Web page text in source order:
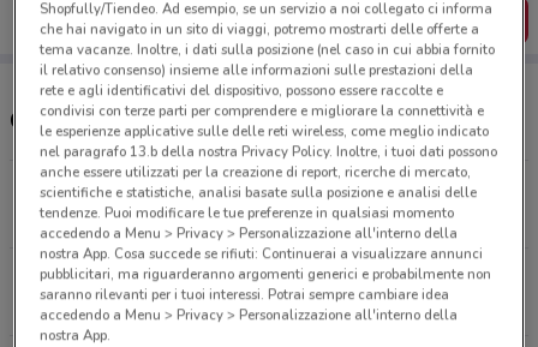
SCARICA L’APP
Concessionari Lancia - Mopar nelle vicinanze
Via G.B. Grassi, 98 Milano
926 m
CHIUSO
Via Della Meccanica, 11 Novate Milanese
1.8 km
APERTO
Shopfully/Tiendeo. Ad esempio, se un servizio a noi collegato ci informa
che hai navigato in un sito di viaggi, potremo mostrarti delle offerte a
tema vacanze. Inoltre, i dati sulla posizione (nel caso in cui abbia fornito
il relativo consenso) insieme alle informazioni sulle prestazioni della
rete e agli identificativi del dispositivo, possono essere raccolte e
condivisi con terze parti per comprendere e migliorare la connettività e
le esperienze applicative sulle delle reti wireless, come meglio indicato
nel paragrafo 13.b della nostra Privacy Policy. Inoltre, i tuoi dati possono
anche essere utilizzati per la creazione di report, ricerche di mercato,
scientifiche e statistiche, analisi basate sulla posizione e analisi delle
tendenze. Puoi modificare le tue preferenze in qualsiasi momento
accedendo a Menu > Privacy > Personalizzazione all'interno della
nostra App. Cosa succede se rifiuti: Continuerai a visualizzare annunci
pubblicitari, ma riguarderanno argomenti generici e probabilmente non
saranno rilevanti per i tuoi interessi. Potrai sempre cambiare idea
accedendo a Menu > Privacy > Personalizzazione all'interno della
nostra App.